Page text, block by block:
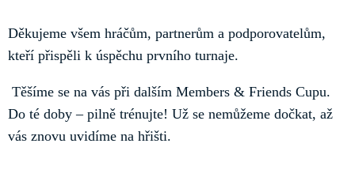
Děkujeme všem hráčům, partnerům a podporovatelům,
kteří přispěli k úspěchu prvního turnaje.
Těšíme se na vás při dalším Members & Friends Cupu.
Do té doby – pilně trénujte! Už se nemůžeme dočkat, až
vás znovu uvidíme na hřišti.